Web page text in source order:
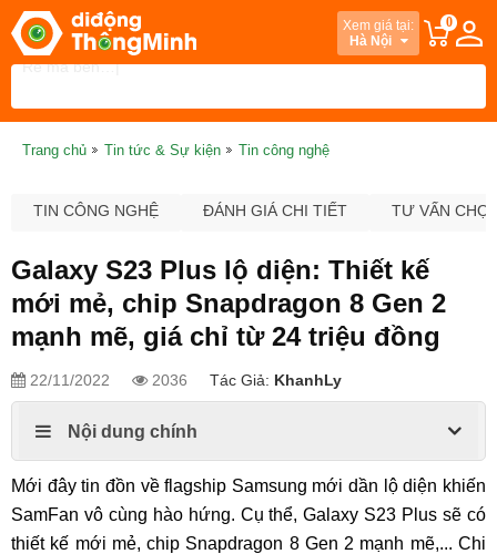
Xem giá tại:
Hà Nội
0
Trang chủ Tin tức & Sự kiện Tin công nghệ
TIN CÔNG NGHỆ ĐÁNH GIÁ CHI TIẾT TƯ VẤN
Galaxy S23 Plus lộ diện: Thiết kế
mới mẻ, chip Snapdragon 8 Gen 2
mạnh mẽ, giá chỉ từ 24 triệu đồng
22/11/2022 2036 Tác Giả: KhanhLy
Nội dung chính
Mới đây tin đồn về flagship Samsung mới dần lộ diện khiến
SamFan vô cùng hào hứng. Cụ thể, Galaxy S23 Plus sẽ có
thiết kế mới mẻ, chip Snapdragon 8 Gen 2 mạnh mẽ,... Chi